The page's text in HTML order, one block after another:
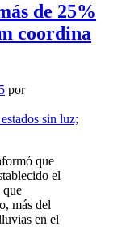
de 25%
coordina
por
que
el
que
más del
en el